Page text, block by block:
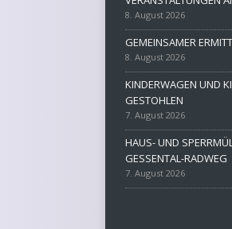
8. August 2026
GEMEINSAMER
8. August 2026
KINDERWAGEN UND
GESTOHLEN
7. August 2026
HAUS- UND
GESSENTAL-RADWEG
7. August 2026